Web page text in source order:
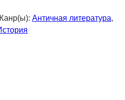
Античная литература,